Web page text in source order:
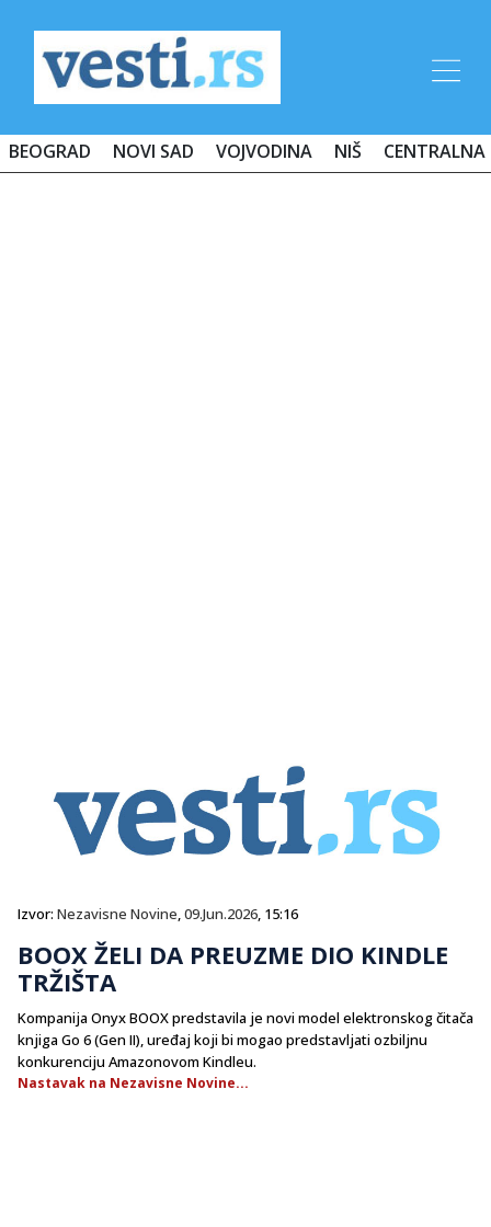
BEOGRAD NOVI SAD VOJVODINA NIŠ CENTRALNA
Izvor: Nezavisne Novine,09.Jun.2026, 15:16
BOOX ŽELI DA PREUZME DIO KINDLE
TRŽIŠTA
​Kompanija Onyx BOOX predstavila je novi model elektronskog čitača
knjiga Go 6 (Gen II), uređaj koji bi mogao predstavljati ozbiljnu
konkurenciju Amazonovom Kindleu.
Nastavak na Nezavisne Novine...